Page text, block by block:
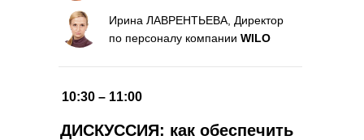
ДИСКУССИЯ: как обеспечить
10:30 – 11:00
Ирина ЛАВРЕНТЬЕВА, Директор
по персоналу компании WILO